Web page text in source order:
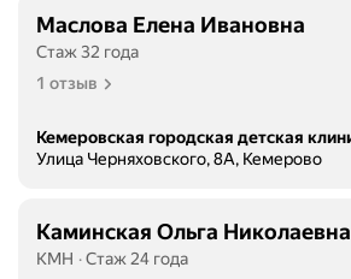
Маслова Елена Ивановна
Стаж 32 года
1 отзыв
Улица Черняховского, 8А, Кемерово
Каминская Ольга Николаевна
КМН
Стаж 24 года